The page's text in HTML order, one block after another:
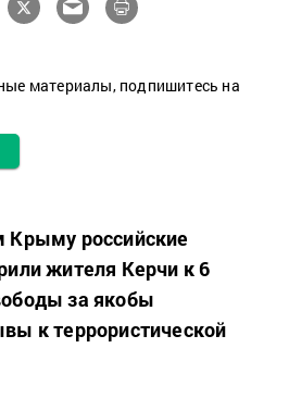
материалы, подпишитесь на
Крыму российские
жителя Керчи к 6
за якобы
к террористической